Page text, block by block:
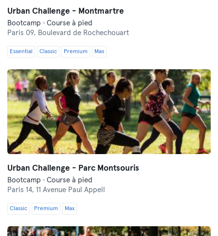
Urban Challenge - Montmartre
Bootcamp · Course à pied
Paris 09, Boulevard de Rochechouart
Essential Classic Premium Max
Urban Challenge - Parc Montsouris
Bootcamp · Course à pied
Paris 14, 11 Avenue Paul Appell
Classic Premium Max